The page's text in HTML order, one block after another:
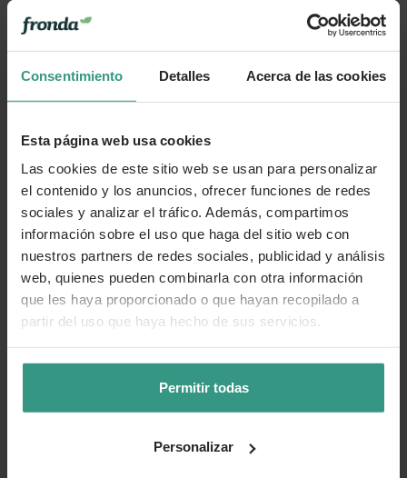
Consentimiento Detalles Acerca de las cookies
Esta página web usa cookies
Las cookies de este sitio web se usan para personalizar
el contenido y los anuncios, ofrecer funciones de redes
sociales y analizar el tráfico. Además, compartimos
información sobre el uso que haga del sitio web con
nuestros partners de redes sociales, publicidad y análisis
web, quienes pueden combinarla con otra información
que les haya proporcionado o que hayan recopilado a
partir del uso que haya hecho de sus servicios.
Permitir todas
Personalizar